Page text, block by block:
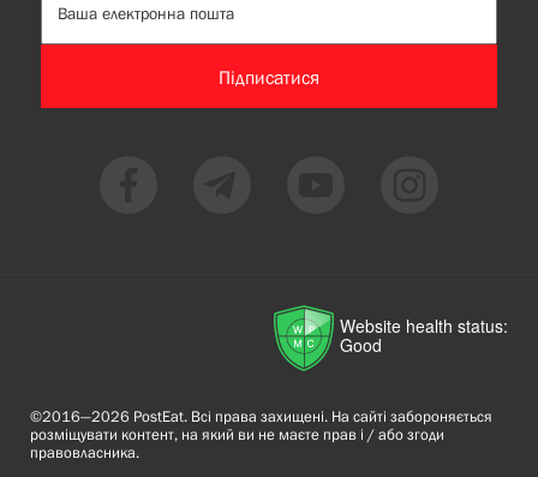
Підписатися
Website health status:
Good
©2016—2026 PostEat. Всі права захищені. На сайті забороняється
розміщувати контент, на який ви не маєте прав і / або згоди
правовласника.